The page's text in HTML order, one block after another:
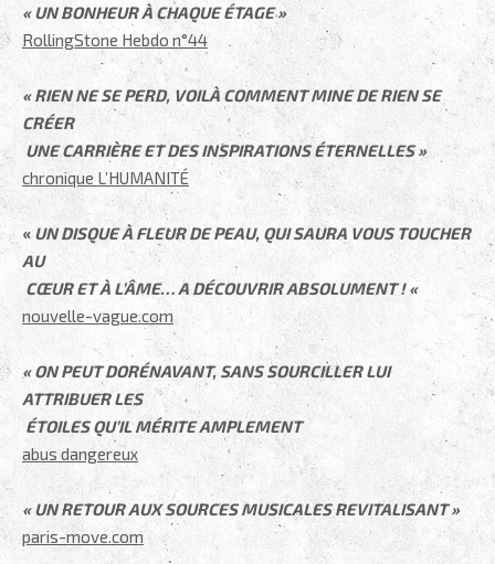
« UN BONHEUR À CHAQUE ÉTAGE »
RollingStone Hebdo n°44
« RIEN NE SE PERD, VOILÀ COMMENT MINE DE RIEN SE
CRÉER
UNE CARRIÈRE ET DES INSPIRATIONS ÉTERNELLES »
chronique L’HUMANITÉ
« UN DISQUE À FLEUR DE PEAU, QUI SAURA VOUS TOUCHER
AU
CŒUR ET À L’ÂME… A DÉCOUVRIR ABSOLUMENT ! «
nouvelle-vague.com
« ON PEUT DORÉNAVANT, SANS SOURCILLER LUI
ATTRIBUER LES
ÉTOILES QU’IL MÉRITE AMPLEMENT
abus dangereux
« UN RETOUR AUX SOURCES MUSICALES REVITALISANT »
paris-move.com